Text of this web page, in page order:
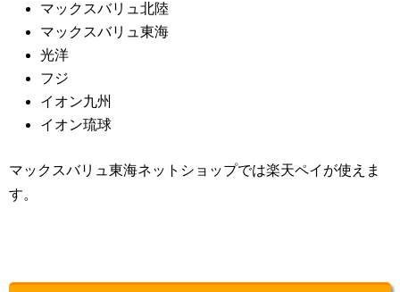
マックスバリュ北陸
マックスバリュ東海
光洋
フジ
イオン九州
イオン琉球
マックスバリュ東海ネットショップでは楽天ペイが使えま
す。